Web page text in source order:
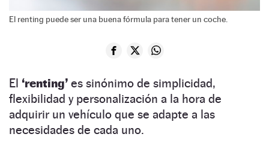
El renting puede ser una buena fórmula para tener un coche.
El ‘renting’ es sinónimo de simplicidad,
flexibilidad y personalización a la hora de
adquirir un vehículo que se adapte a las
necesidades de cada uno.